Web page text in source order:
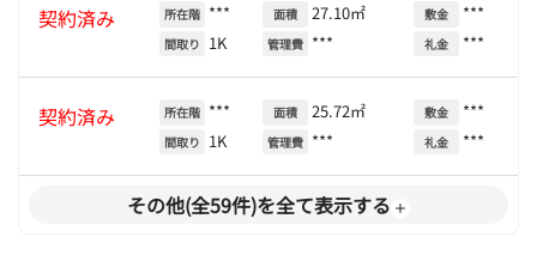
契約済み 所在階 ***
間取り 1K
面積 27.10㎡
管理費 ***
敷金 ***
礼金 ***
契約済み 所在階 ***
間取り 1K
面積 25.72㎡
管理費 ***
敷金 ***
礼金 ***
その他(全59件)を全て表示する